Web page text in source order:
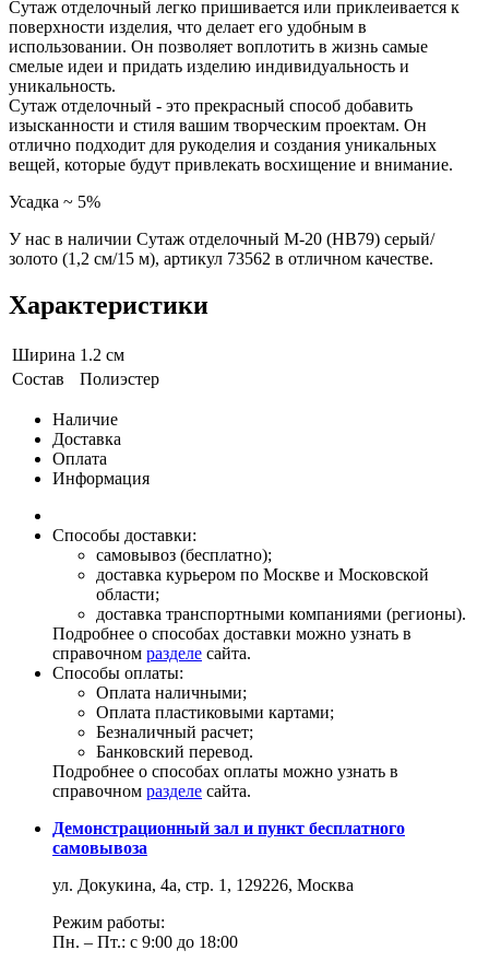
Сутаж отделочный легко пришивается или приклеивается к
поверхности изделия, что делает его удобным в
использовании. Он позволяет воплотить в жизнь самые
смелые идеи и придать изделию индивидуальность и
уникальность.
Сутаж отделочный - это прекрасный способ добавить
изысканности и стиля вашим творческим проектам. Он
отлично подходит для рукоделия и создания уникальных
вещей, которые будут привлекать восхищение и внимание.
Усадка ~ 5%
У нас в наличии Сутаж отделочный M-20 (HB79) серый/
золото (1,2 см/15 м), артикул 73562 в отличном качестве.
Характеристики
Ширина 1.2 см
Состав
Полиэстер
Наличие
Доставка
Оплата
Информация
Способы доставки:
самовывоз (бесплатно);
доставка курьером по Москве и Московской
области;
доставка транспортными компаниями (регионы).
Подробнее о способах доставки можно узнать в
справочном разделе сайта.
Способы оплаты:
Оплата наличными;
Оплата пластиковыми картами;
Безналичный расчет;
Банковский перевод.
Подробнее о способах оплаты можно узнать в
справочном разделе сайта.
Демонстрационный зал и пункт бесплатного
самовывоза
ул. Докукина, 4а, стр. 1, 129226, Москва
Режим работы:
Пн. – Пт.: с 9:00 до 18:00